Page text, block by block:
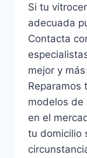
Si tu
adecuada
Contacta
mejor y
Reparamos
modelos de
en el
tu domicilio